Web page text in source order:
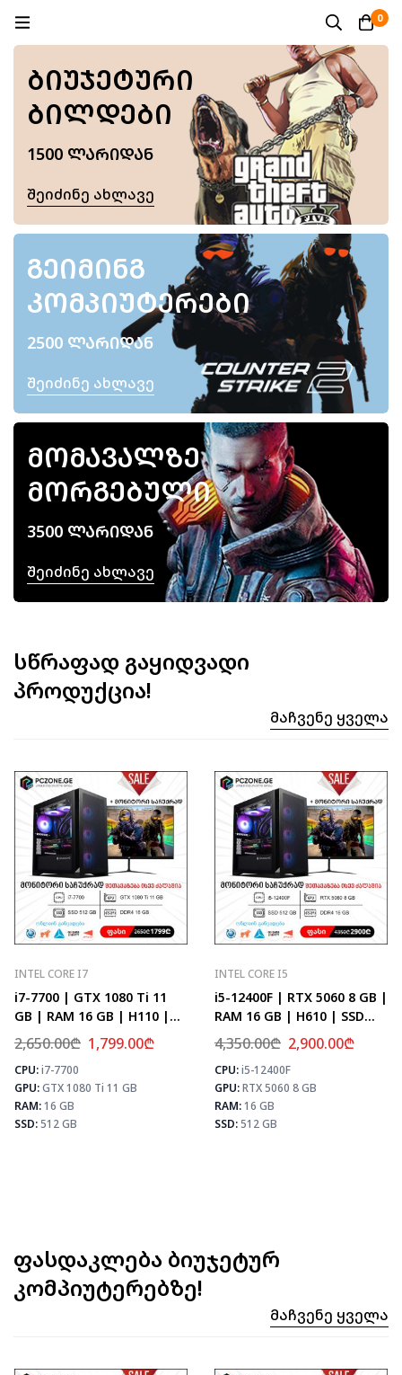
0
ᲑᲘᲣᲯᲔᲢᲣᲠᲘ
ᲑᲘᲚᲓᲔᲑᲘ
1500 ᲚᲐᲠᲘᲓᲐᲜ
Შეიძინე Ახლავე
ᲒᲔᲘᲛᲘᲜᲒ
ᲙᲝᲛᲞᲘᲣᲢᲔᲠᲔᲑᲘ
2500 ᲚᲐᲠᲘᲓᲐᲜ
Შეიძინე Ახლავე
ᲛᲝᲛᲐᲕᲐᲚᲖᲔ
ᲛᲝᲠᲒᲔᲑᲣᲚᲘ
3500 ᲚᲐᲠᲘᲓᲐᲜ
Შეიძინე Ახლავე
სწრაფად გაყიდვადი
პროდუქცია!
Მაჩვენე Ყველა
MAX FPS
PUBG
64
Fortnite
76
INTEL CORE I7
i7-7700 | GTX 1080 Ti 11
GB | RAM 16 GB | H110 |
SSD 512 GB
2,650.00₾ 1,799.00₾
CPU:i7-7700
GPU:GTX 1080 Ti 11 GB
RAM:16 GB
SSD:512 GB
⚡ MAX FPS
CS2
156
PUBG
101
Fortnite
119
INTEL CORE I5
i5-12400F | RTX 5060 8 GB |
RAM 16 GB | H610 | SSD
512 GB
4,350.00₾ 2,900.00₾
CPU:i5-12400F
GPU:RTX 5060 8 GB
RAM:16 GB
SSD:512 GB
ფასდაკლება ბიუჯეტურ
კომპიუტერებზე!
Მაჩვენე Ყველა